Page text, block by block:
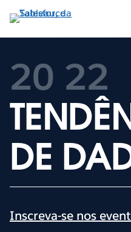
Pular
para
o
principal
DE
20 22
Inscreva-se nos